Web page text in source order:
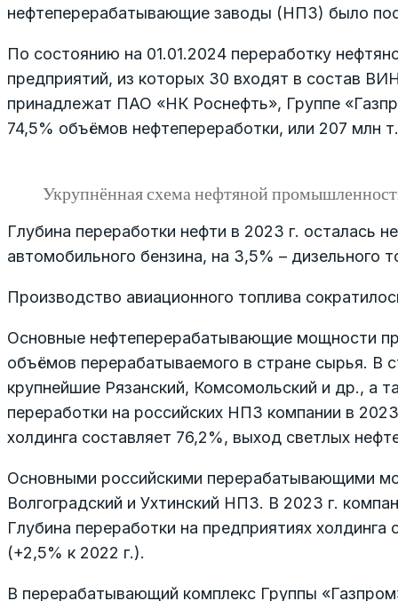
нефтеперерабатывающие заводы (НПЗ) было
По состоянию на 01.01.2024 переработку
предприятий, из которых 30 входят в состав
принадлежат ПАО «НК Роснефть», Группе
74,5% объёмов нефтепереработки, или 207 млн т.
Укрупнённая схема нефтяной
Глубина переработки нефти в 2023 г. осталась
автомобильного бензина, на 3,5% – дизельного
Производство авиационного топлива
Основные нефтеперерабатывающие мощности
объёмов перерабатываемого в стране сырья. В
крупнейшие Рязанский, Комсомольский и др., а
переработки на российских НПЗ компании в
холдинга составляет 76,2%, выход светлых
Основными российскими перерабатывающими
Волгоградский и Ухтинский НПЗ. В 2023 г.
Глубина переработки на предприятиях
(+2,5% к 2022 г.).
В перерабатывающий комплекс Группы